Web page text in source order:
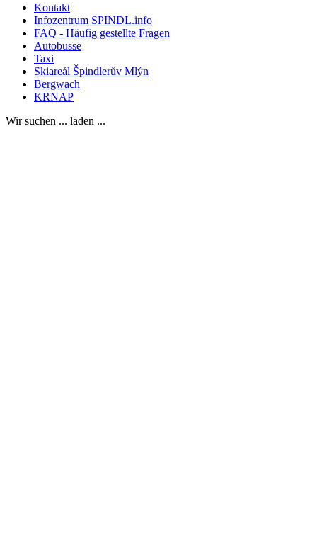
Kontakt
Infozentrum SPINDL.info
FAQ - Häufig gestellte Fragen
Autobusse
Taxi
Skiareál Špindlerův Mlýn
Bergwach
KRNAP
Wir suchen ... laden ...